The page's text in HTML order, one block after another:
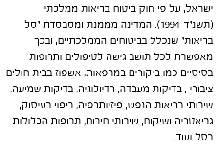
ישראל, על פי חוק ביטוח בריאות ממלכתי
(תשנ"ד-1994). המדינה מממנת ומסבסדת "סל
בריאות" שנכלל בביטוחים הממלכתיים, ובכך
מאפשרת לכל תושב גישה לטיפולים ותרופות
בסיסיים כמו ביקורים במרפאות, אשפוז בבית חולים
ציבורי , בדיקות מעבדה, רדיולוגיה, בדיקות שמיעה,
שירותי בריאות הנפש, פיזיותרפיה, ריפוי בעיסוק,
גריאטריה ושיקום, שירותי חירום, תרופות הכלולות
בסל ועוד.